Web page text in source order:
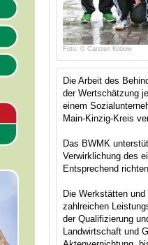
Foto: © Carsten Kobow
Die Arbeit des
der Wertschätzung
einem
Main-Kinzig-Kreis
Das BWMK
Verwirklichung des
Entsprechend
Die Werkstätten
zahlreichen
der Qualifizierung
Landwirtschaft und